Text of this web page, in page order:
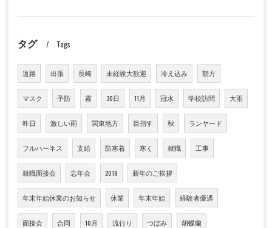
タグ Tags
道路 出張 長崎 未経験大歓迎 冷え込み 朝方
マスク 予防 霧 30日 11月 冠水 学校訪問 大雨
昨日 激しい雨 関東地方 目指す 秋 ランヤード
フルハーネス 支給 防寒着 寒く 就職 工事
就職面接会 忘年会 2019 新年のご挨拶
年末年始休業のお知らせ 休業 年末年始 経験者優遇
面接会 合同 10月 流行り つぼみ 胡蝶蘭